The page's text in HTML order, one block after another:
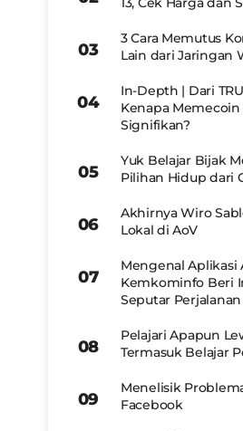
3 Cara Memutus
Lain dari Jaringan
In-Depth | Dari
Kenapa
Signifikan?
Yuk Belajar Bijak
Pilihan Hidup dari
Akhirnya Wiro
Lokal di AoV
Mengenal Aplikasi
Kemkominfo Beri
Seputar
Pelajari Apapun
Termasuk Belajar
Menelisik
Facebook